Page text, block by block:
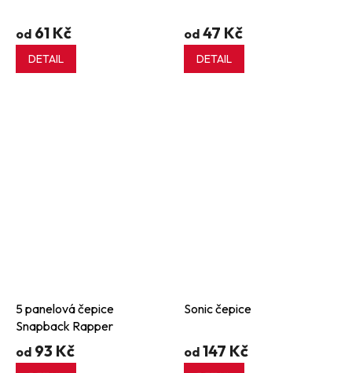
od 61 Kč
DETAIL
od 47 Kč
DETAIL
5 panelová čepice
Snapback Rapper
od 93 Kč
Sonic čepice
od 147 Kč